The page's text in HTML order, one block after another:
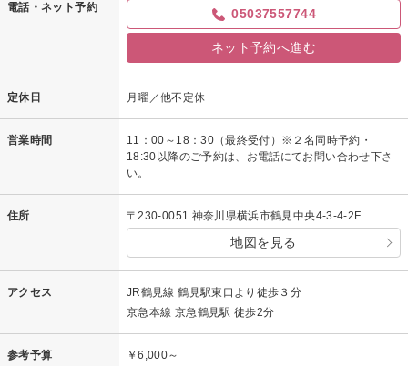
電話・ネット予約 05037557744
ネット予約へ進む
定休日 月曜／他不定休
営業時間
11：00～18：30（最終受付）※２名同時予約・
18:30以降のご予約は、お電話にてお問い合わせ下さ
い。
住所 〒230-0051 神奈川県横浜市鶴見中央4-3-4-2F
地図を見る
アクセス
JR鶴見線 鶴見駅東口より徒歩３分
京急本線 京急鶴見駅 徒歩2分
参考予算 ￥6,000～